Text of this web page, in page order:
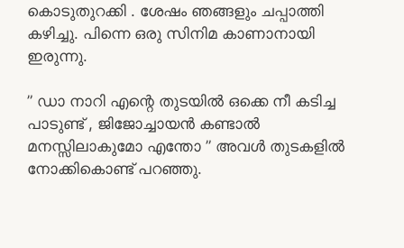
കൊടുതുറക്കി . ശേഷം ഞങ്ങളും ചപ്പാത്തി
കഴിച്ചു. പിന്നെ ഒരു സിനിമ കാണാനായി
ഇരുന്നു.
” ഡാ നാറി എന്റെ തുടയിൽ ഒക്കെ നീ കടിച്ച
പാടുണ്ട് , ജിജോച്ചായൻ കണ്ടാൽ
മനസ്സിലാകുമോ എന്തോ ” അവൾ തുടകളിൽ
നോക്കികൊണ്ട് പറഞ്ഞു.